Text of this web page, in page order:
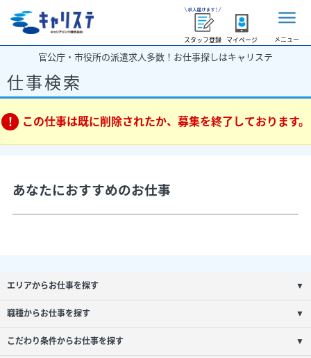
スタッフ登録 マイページ メニュー
官公庁・市役所の派遣求人多数！お仕事探しはキャリステ
仕事検索
この仕事は既に削除されたか、募集を終了しております。
あなたにおすすめのお仕事
エリアからお仕事を探す ▼
職種からお仕事を探す ▼
こだわり条件からお仕事を探す ▼